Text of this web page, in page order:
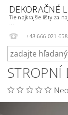
DEKORAČNÉ
Tie najkrajšie lišty za
...
+48 666 021 658
STROPNÍ